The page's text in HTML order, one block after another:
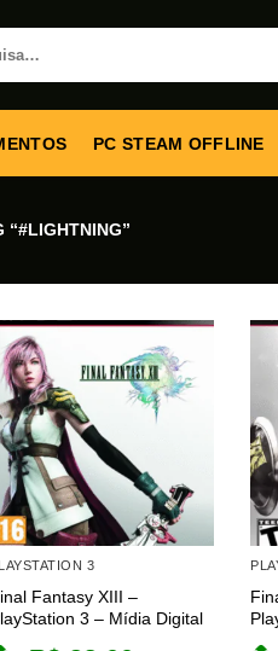
PC STEAM OFFLINE
“#LIGHTNING”
3
Fantasy XIII –
3 – Mídia Digital